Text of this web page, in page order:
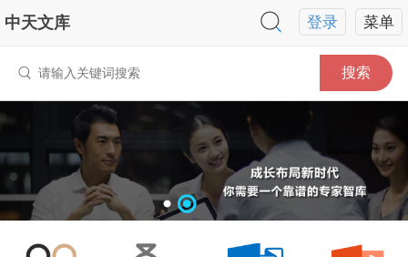
菜单
登录
中天文库
搜索